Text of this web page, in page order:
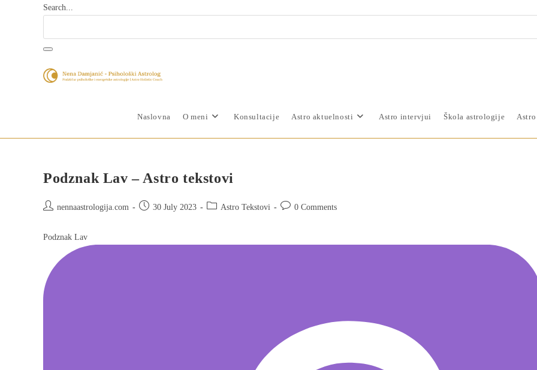
Search...
Naslovna O meni Konsultacije Astro aktuelnosti Astro intervjui Škola astrologije
Podznak Lav – Astro tekstovi
nennaastrologija.com 30 July 2023 Astro Tekstovi 0 Comments
Podznak Lav